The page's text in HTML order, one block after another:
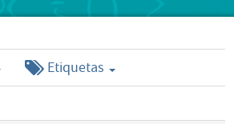
Etiquetas